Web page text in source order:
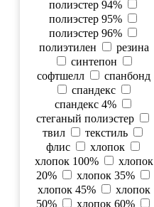
полиэстер 94%
полиэстер 95%
полиэстер 96%
полиэтилен
резина
синтепон
софтшелл
спанбонд
спандекс
спандекс 4%
стеганый полиэстер
твил
текстиль
флис
хлопок
хлопок 100%
хлопок
20%
хлопок 35%
хлопок 45%
хлопок
50%
хлопок 60%